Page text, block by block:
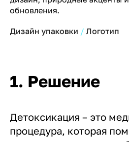
обновления.
Дизайн упаковки Логотип
1. Решение
Детоксикация – это
процедура, которая